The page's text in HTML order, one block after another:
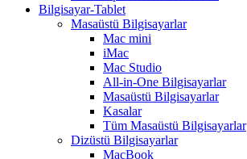
Bilgisayar-Tablet
Masaüstü Bilgisayarlar
Mac mini
iMac
Mac Studio
All-in-One Bilgisayarlar
Masaüstü Bilgisayarlar
Kasalar
Tüm Masaüstü Bilgisayarlar
Dizüstü Bilgisayarlar
MacBook